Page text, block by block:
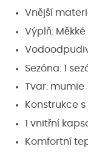
Vnější
Výplň:
Sezóna: 1
Tvar: mumie
Konstrukce
1 vnitřní
Komfortní